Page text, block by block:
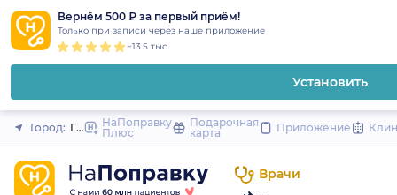
Вернём 500 ₽ за первый приём!
Только при записи через наше приложение
~13.5 тыс.
Установить
Закрыть
Город: Гатчина (Санкт-Петербург и область)
НаПоправку
Плюс
Подарочная
карта
Приложение
Врачи